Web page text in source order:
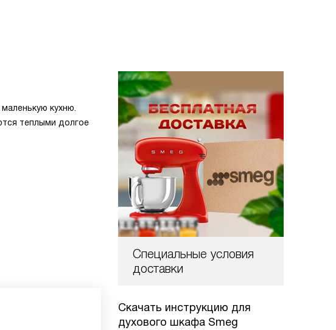
Специальные условия
доставки
Скачать инструкцию для
духового шкафа Smeg
кухню.
теплыми долгое